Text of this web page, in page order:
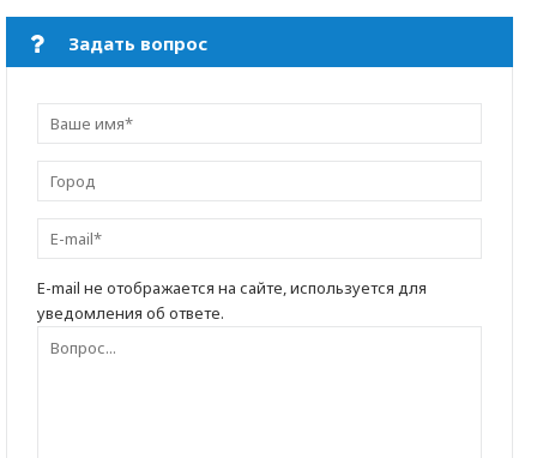
Задать вопрос
E-mail не отображается на сайте, используется для
уведомления об ответе.